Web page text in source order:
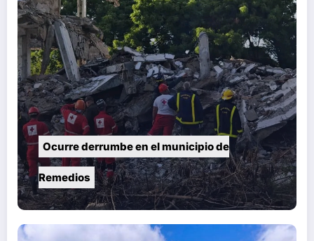
Ocurre derrumbe en el municipio de
Remedios